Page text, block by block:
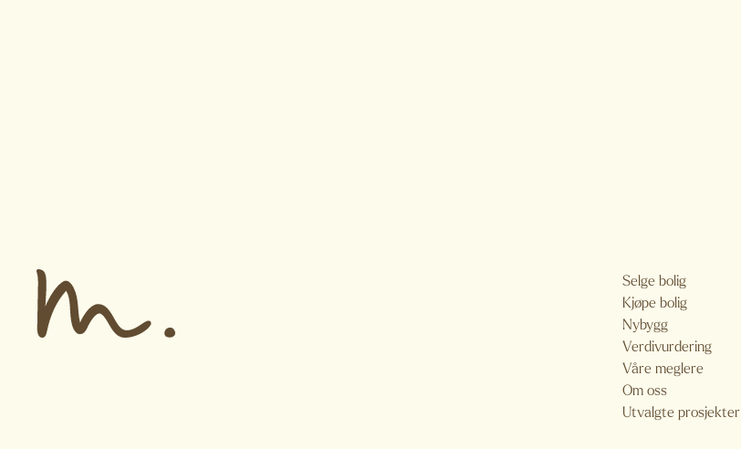
Selge bolig
Kjøpe bolig
Nybygg
Verdivurdering
Våre meglere
Om oss
Utvalgte prosjekter